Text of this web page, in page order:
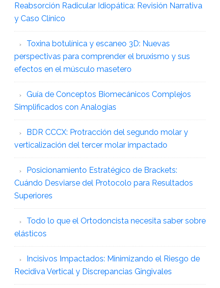
Reabsorción Radicular Idiopática: Revisión Narrativa
y Caso Clínico
Toxina botulínica y escaneo 3D: Nuevas
perspectivas para comprender el bruxismo y sus
efectos en el músculo masetero
Guía de Conceptos Biomecánicos Complejos
Simplificados con Analogías
BDR CCCX: Protracción del segundo molar y
verticalización del tercer molar impactado
Posicionamiento Estratégico de Brackets:
Cuándo Desviarse del Protocolo para Resultados
Superiores
Todo lo que el Ortodoncista necesita saber sobre
elásticos
Incisivos Impactados: Minimizando el Riesgo de
Recidiva Vertical y Discrepancias Gingivales